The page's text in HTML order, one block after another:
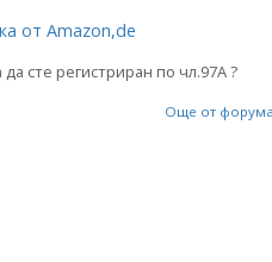
от Amazon,de
сте регистриран по чл.97А ?
Още от